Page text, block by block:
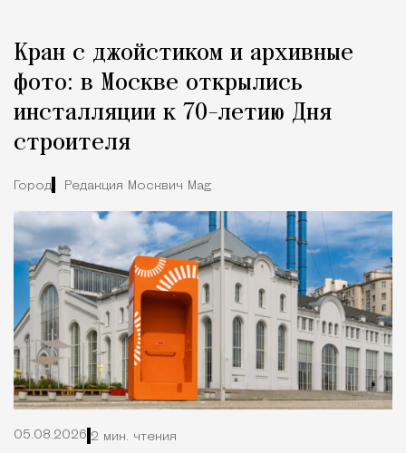
Кран с джойстиком и архивные
фото: в Москве открылись
инсталляции к 70-летию Дня
строителя
Город Редакция Москвич Mag
05.08.2026 2 мин. чтения